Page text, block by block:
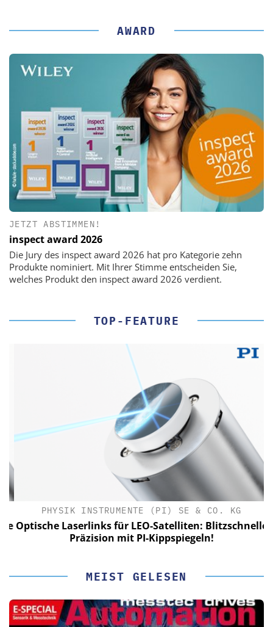
AWARD
JETZT ABSTIMMEN!
inspect award 2026
Die Jury des inspect award 2026 hat pro Kategorie zehn
Produkte nominiert. Mit Ihrer Stimme entscheiden Sie,
welches Produkt den inspect award 2026 verdient.
TOP-FEATURE
PHYSIK INSTRUMENTE (PI) SE & CO. KG
Optische Laserlinks für LEO-Satelliten: Blitzschnelle
Präzision mit PI-Kippspiegeln!
MEIST GELESEN